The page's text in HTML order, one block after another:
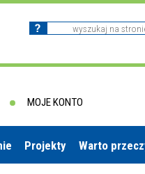
MOJE KONTO
Projekty Warto